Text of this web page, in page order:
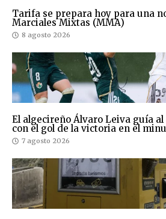
Tarifa se prepara hoy para una
Marciales Mixtas (MMA)
8 agosto 2026
El algecireño Álvaro Leiva guía
con el gol de la victoria en el
7 agosto 2026